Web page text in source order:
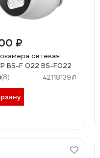
₽
сетевая
BS-F 022 BS-F022
(8) 42118139